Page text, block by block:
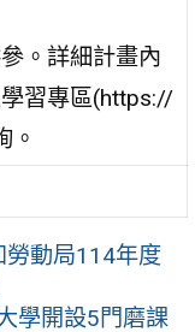
。詳細計畫內
習專區(https://
。
勞動局114年度
學開設5門磨課